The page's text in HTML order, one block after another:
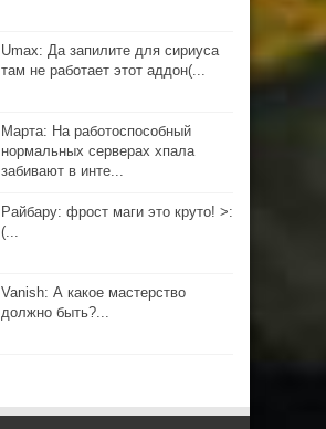
Umax: Да запилите для сириуса
там не работает этот аддон(...
Марта: На работоспособный
нормальных серверах хпала
забивают в инте...
Райбару: фрост маги это круто! >:
(...
Vanish: А какое мастерство
должно быть?...